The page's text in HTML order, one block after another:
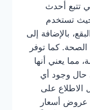
تتبع أحدث
حيث تستخدم
بالإضافة إلى
الصحة. كما توفر
مما يعني أنها
حال وجود أي
الاطلاع على
عروض أسعار